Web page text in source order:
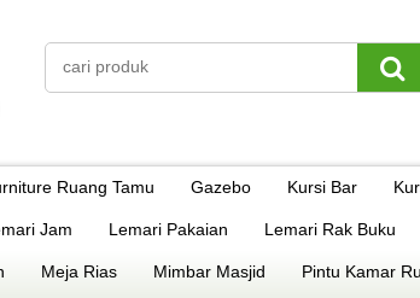
Ruang Tamu Gazebo Kursi Bar
Jam Lemari Pakaian Lemari Rak Buku
Meja Rias Mimbar Masjid Pintu Kamar